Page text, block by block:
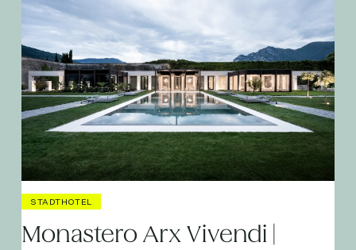
STADTHOTEL
Monastero Arx Vivendi |